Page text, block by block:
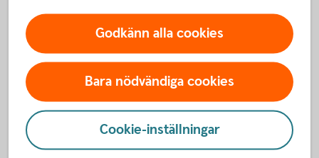
ICA Banken
Nordea
SEB
Skandiabanken
Vi fortsätter utveckla tjänsten och framöver kommer
det gå att lägga till fler banker och kontotyper.
Godkänn alla cookies
Bara nödvändiga cookies
Cookie-inställningar